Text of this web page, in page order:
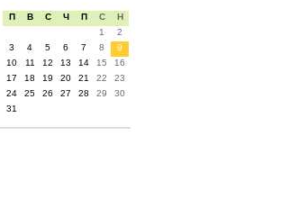
П В С Ч П С
Н
1
2
3
4 5 6 7 8
9
10
11 12 13 14 15
16
17
18 19 20 21 22
23
24
25 26 27 28 29
30
31